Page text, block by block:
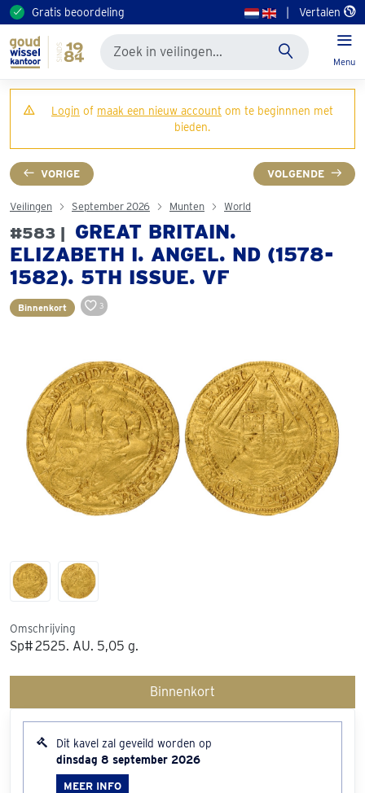
Gratis beoordeling Vertalen
Menu
Login of maak een nieuw account om te beginnnen met
bieden.
VORIGE VOLGENDE
Veilingen September 2026 Munten World
#583 |
GREAT BRITAIN.
ELIZABETH I. ANGEL. ND (1578-
1582). 5TH ISSUE. VF
Binnenkort 3
Omschrijving
Sp# 2525. AU. 5,05 g.
Binnenkort
Dit kavel zal geveild worden op
dinsdag 8 september 2026
MEER INFO